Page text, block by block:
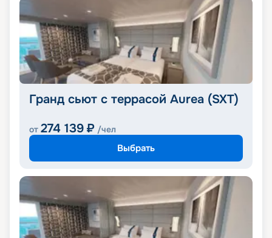
Гранд сьют с террасой Aurea (SXT)
от 274 139 ₽ /чел
Выбрать